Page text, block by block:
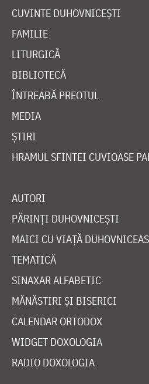
CUVINTE DUHOVNICEȘTI
FAMILIE
LITURGICĂ
BIBLIOTECĂ
ÎNTREABĂ PREOTUL
MEDIA
ȘTIRI
HRAMUL SFINTEI CUVIOASE
AUTORI
PĂRINȚI DUHOVNICEȘTI
MAICI CU VIAȚĂ
TEMATICĂ
SINAXAR ALFABETIC
MĂNĂSTIRI ȘI BISERICI
CALENDAR ORTODOX
WIDGET DOXOLOGIA
RADIO DOXOLOGIA